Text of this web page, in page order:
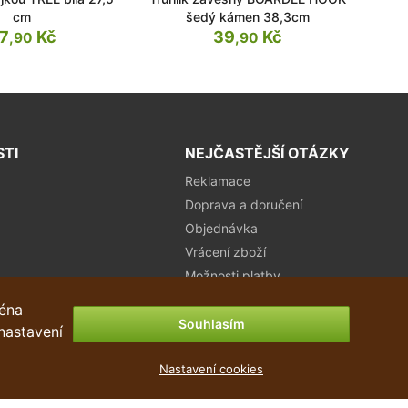
cm
,90 Kč
šedý kámen 38,3cm
39,90 Kč
NEJČASTĚJŠÍ OTÁZKY
Reklamace
Doprava a doručení
Objednávka
Vrácení zboží
Možnosti platby
Souhlasím
Nastavení cookies